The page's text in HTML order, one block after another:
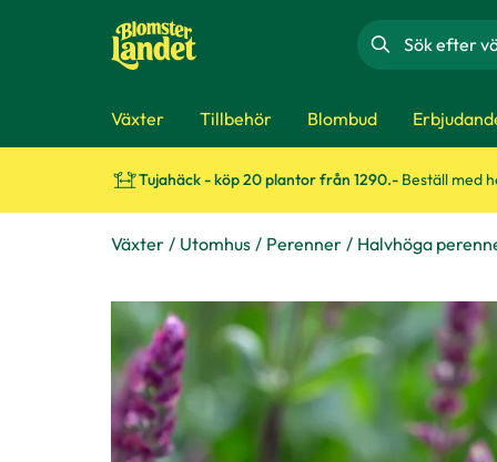
Sök
Växter Tillbehör Blombud
Tujahäck - köp 20 plantor från 1290.- Beställ med
Växter Utomhus Perenner Halvhöga